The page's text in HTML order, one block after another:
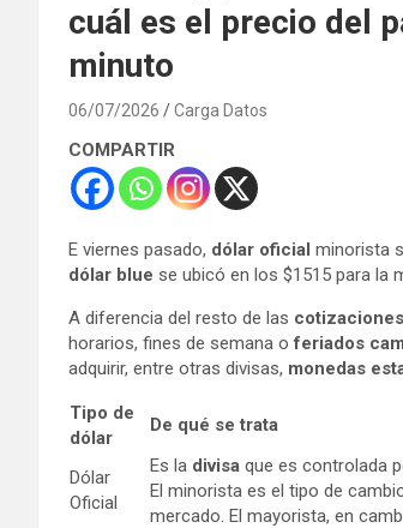
cuál es el precio del
minuto
06/07/2026 Carga Datos
COMPARTIR
E viernes pasado, dólar oficial minorista
dólar blue se ubicó en los $1515 para la
A diferencia del resto de las cotizaciones
horarios, fines de semana oferiados
adquirir, entre otras divisas, monedas
Tipo de
dólar
De qué se trata
Dólar
Oficial
Es la divisa que es controlada
El minorista es el tipo de
mercado. El mayorista, en